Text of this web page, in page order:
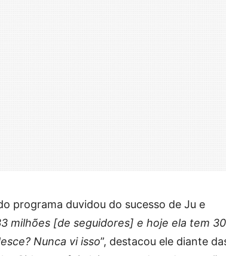
programa duvidou do sucesso de Ju e
milhões [de seguidores] e hoje ela tem
Nunca vi isso”, destacou ele diante